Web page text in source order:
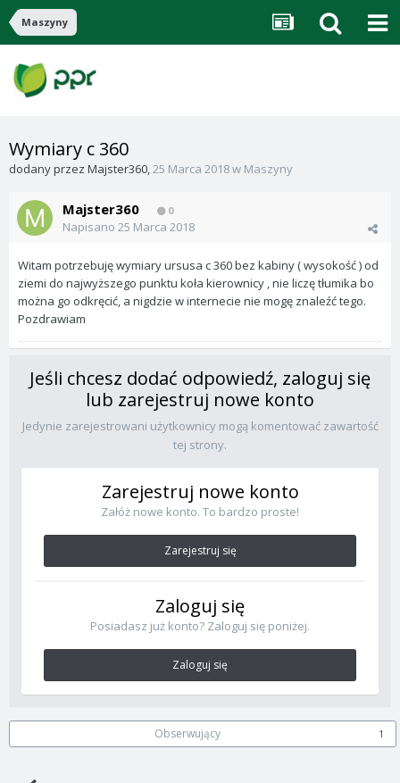
Maszyny
Wymiary c 360
dodany przez Majster360,25 Marca 2018w Maszyny
Majster360 0
Napisano 25 Marca 2018
Witam potrzebuję wymiary ursusa c 360 bez kabiny ( wysokość ) od
ziemi do najwyższego punktu koła kierownicy , nie liczę tłumika bo
można go odkręcić, a nigdzie w internecie nie mogę znaleźć tego.
Pozdrawiam
Jeśli chcesz dodać odpowiedź, zaloguj się
lub zarejestruj nowe konto
Jedynie zarejestrowani użytkownicy mogą komentować zawartość
tej strony.
Zarejestruj nowe konto
Załóż nowe konto. To bardzo proste!
Zarejestruj się
Zaloguj się
Posiadasz już konto? Zaloguj się poniżej.
Zaloguj się
Obserwujący 1